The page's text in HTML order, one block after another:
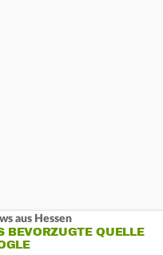
aus Hessen
BEVORZUGTE QUELLE